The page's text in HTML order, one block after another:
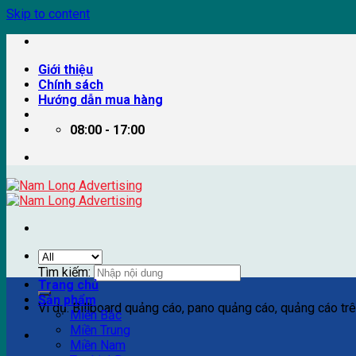
Skip to content
Giới thiệu
Chính sách
Hướng dẫn mua hàng
08:00 - 17:00
Tìm kiếm:
Ví dụ: Billboard quảng cáo, pano quảng cáo, quảng cáo
Trang chủ
Sản phẩm
Miền Bắc
Miền Trung
Miền Nam